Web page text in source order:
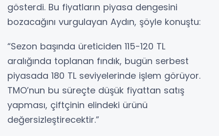
gösterdi. Bu fiyatların piyasa dengesini
bozacağını vurgulayan Aydın, şöyle konuştu:
“Sezon başında üreticiden 115-120 TL
aralığında toplanan fındık, bugün serbest
piyasada 180 TL seviyelerinde işlem görüyor.
TMO’nun bu süreçte düşük fiyattan satış
yapması, çiftçinin elindeki ürünü
değersizleştirecektir.”